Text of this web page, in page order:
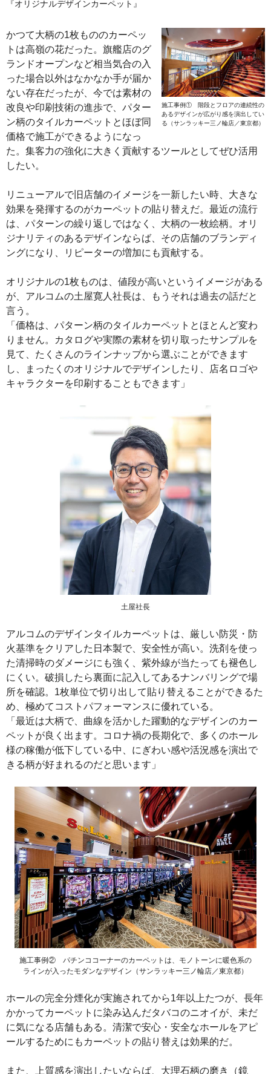
『オリジナルデザインカーペット』
施工事例① 階段とフロアの連続性の
あるデザインが広がり感を演出してい
る（サンラッキー三ノ輪店／東京都）
かつて大柄の1枚もののカーペッ
トは高嶺の花だった。旗艦店のグ
ランドオープンなど相当気合の入
った場合以外はなかなか手が届か
ない存在だったが、今では素材の
改良や印刷技術の進歩で、パター
ン柄のタイルカーペットとほぼ同
価格で施工ができるようになっ
た。集客力の強化に大きく貢献するツールとしてぜひ活用
したい。
リニューアルで旧店舗のイメージを一新したい時、大きな
効果を発揮するのがカーペットの貼り替えだ。最近の流行
は、パターンの繰り返しではなく、大柄の一枚絵柄。オリ
ジナリティのあるデザインならば、その店舗のブランディ
ングになり、リピーターの増加にも貢献する。
オリジナルの1枚ものは、値段が高いというイメージがある
が、アルコムの土屋寛人社長は、もうそれは過去の話だと
言う。
「価格は、パターン柄のタイルカーペットとほとんど変わ
りません。カタログや実際の素材を切り取ったサンプルを
見て、たくさんのラインナップから選ぶことができます
し、まったくのオリジナルでデザインしたり、店名ロゴや
キャラクターを印刷することもできます」
土屋社長
アルコムのデザインタイルカーペットは、厳しい防災・防
火基準をクリアした日本製で、安全性が高い。洗剤を使っ
た清掃時のダメージにも強く、紫外線が当たっても褪色し
にくい。破損したら裏面に記入してあるナンバリングで場
所を確認。1枚単位で切り出して貼り替えることができるた
め、極めてコストパフォーマンスに優れている。
「最近は大柄で、曲線を活かした躍動的なデザインのカー
ペットが良く出ます。コロナ禍の長期化で、多くのホール
様の稼働が低下している中、にぎわい感や活況感を演出で
きる柄が好まれるのだと思います」
施工事例② パチンココーナーのカーペットは、モノトーンに暖色系の
ラインが入ったモダンなデザイン（サンラッキー三ノ輪店／東京都）
ホールの完全分煙化が実施されてから1年以上たつが、長年
かかってカーペットに染み込んだタバコのニオイが、未だ
に気になる店舗もある。清潔で安心・安全なホールをアピ
ールするためにもカーペットの貼り替えは効果的だ。
また、上質感を演出したいならば、大理石柄の磨き（鏡